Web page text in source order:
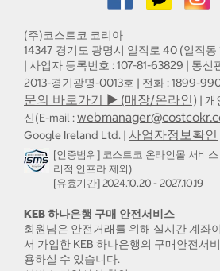
(주)코스트코 코리아
14347 경기도 광명시 일직로 40 (일직동
| 사업자 등록번호 : 107-81-63829 | 통신
2013-경기광명-0013호 | 전화 : 1899-
문의 바로가기 ▶ (매장/온라인) | 개
신(E-mail :
Google Ireland Ltd. | 사업자정보확인
[인증범위] 코스트코 온라인몰 서비
리적 인프라 제외)
[유효기간] 2024.10.20 - 2027.10.19
KEB 하나은행 구매 안전서비스
회원님은 안전거래를 위해 실시간 계좌
서 가입한 KEB 하나은행의 구매안전서
용하실 수 있습니다.